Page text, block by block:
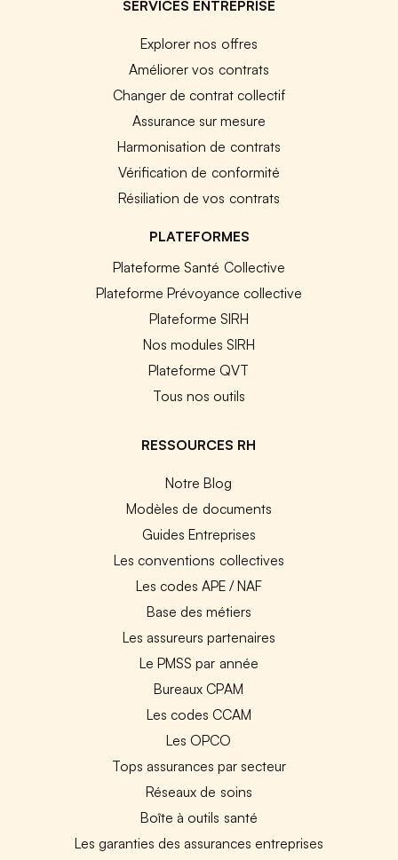
SERVICES ENTREPRISE
Explorer nos offres
Améliorer vos contrats
Changer de contrat collectif
Assurance sur mesure
Harmonisation de contrats
Vérification de conformité
Résiliation de vos contrats
PLATEFORMES
Plateforme Santé Collective
Plateforme Prévoyance collective
Plateforme SIRH
Nos modules SIRH
Plateforme QVT
Tous nos outils
RESSOURCES RH
Notre Blog
Modèles de documents
Guides Entreprises
Les conventions collectives
Les codes APE / NAF
Base des métiers
Les assureurs partenaires
Le PMSS par année
Bureaux CPAM
Les codes CCAM
Les OPCO
Tops assurances par secteur
Réseaux de soins
Boîte à outils santé
Les garanties des assurances entreprises